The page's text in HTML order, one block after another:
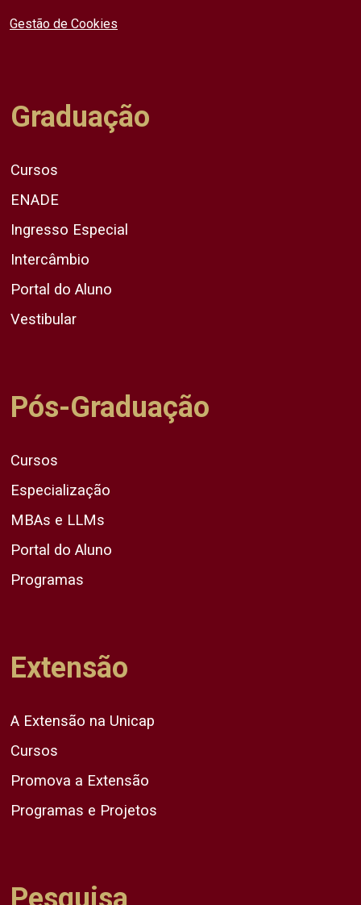
Gestão de Cookies
Graduação
Cursos
ENADE
Ingresso Especial
Intercâmbio
Portal do Aluno
Vestibular
Pós-Graduação
Cursos
Especialização
MBAs e LLMs
Portal do Aluno
Programas
Extensão
A Extensão na Unicap
Cursos
Promova a Extensão
Programas e Projetos